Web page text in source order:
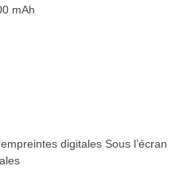
mAh
digitales Sous l’écran